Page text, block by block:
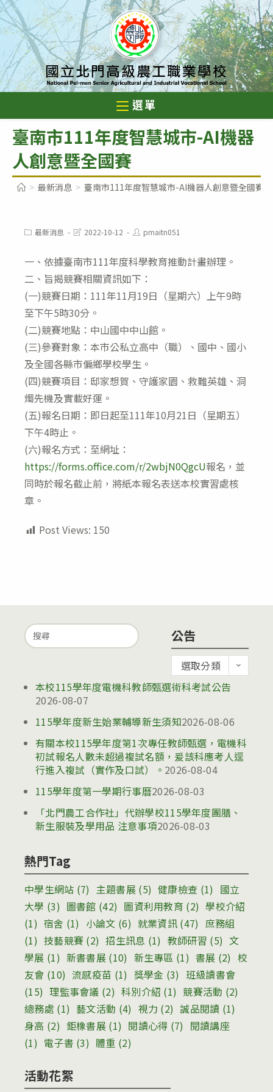
跳
轉
主
要
內
選單
臺南市111年度智慧城市-AI機器
人創意暨全國賽
> 最新消息 > 臺南市111年度智慧城市-AI機器人創意暨全國賽
Post最新消息
Post2022-10-12
Post
author:
pmaitn051
一、依據臺南市111年度科學教育推動計畫辦理。
二、旨揭競賽相關資訊如下：
(一)競賽日期：111年11月19日（星期六）上午9時
至下午5時30分。
(二)競賽地點：中山國中中山館。
(三)參賽對象：本市公私立高中（職）、國中、國小
及全國各縣市偏鄉學校學生。
(四)競賽項目：邸家想賀、守護家園、救難英雄、洞
燭先機及實載好運。
(五)報名日期：即日起至111年10月21日（星期五）
下午4時止。
(六)報名方式：至網址：
https://forms.office.com/r/2wbjN0QgcU報名，並
同時於報名截止前，將紙本報名表送本校實習處核
章。
Post Views: 150
Search
for:
公告
告
選取分類
本校115學年度電機科教師甄選術科考試公告
2026-08-07
115學年度新生始業輔導新生須知2026-08-06
有關本校115學年度第1次專任教師甄選，電機科
初試報名人數未超過複試名額，爰該科應考人逕
行進入複試（實作及口試）。 2026-08-04
115學年度第一學期行事曆2026-08-03
「北門農工合作社」代辦學校115學年度團膳、
新生服裝及學用品 注意事項2026-08-03
熱門Tag
中學生網站 (7) 主題書展(5) 健康檢查 (1) 國立
大學 (3) 圖書館 (42) 圖資利用教育 (2) 學校介紹
(1) 宿舍 (1) 小論文 (6) 就業資訊 (47) 庶務組
(1) 技藝競賽 (2) 招生訊息 (1) 教師研習 (5) 文
學展 (1) 新書書展 (10) 新生專區 (1) 書展 (2) 校
友會 (10) 流感疫苗 (1) 獎學金 (3) 班級讀書會
(15) 理監事會議 (2) 科別介紹 (1) 競賽活動 (2)
總務處 (1) 藝文活動 (4) 視力 (2) 誠品閱讀 (1)
身高 (2) 鉅橡書展 (1) 閱讀心得 (7) 閱讀講座
(1) 電子書 (3) 體重 (2)
活動花絮